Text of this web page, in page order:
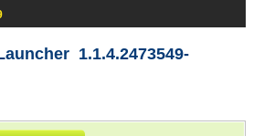
1.1.4.2473549-